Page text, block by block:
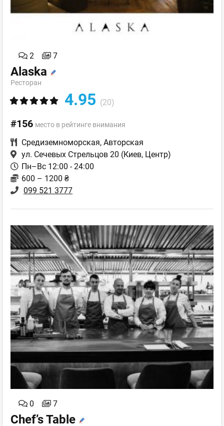
2 7
Alaska
Ресторан
4.95 (20)
#156 место в рейтинге внимания
Средиземноморская, Авторская
ул. Сечевых Стрельцов 20 (Киев, Центр)
Пн–Вс 12:00 - 24:00
600 – 1200 ₴
099 521 3777
0 7
Chef’s Table